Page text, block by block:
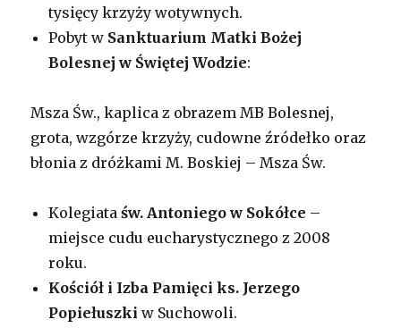
tysięcy krzyży wotywnych.
Pobyt w Sanktuarium Matki Bożej
Bolesnej w Świętej Wodzie:
Msza Św., kaplica z obrazem MB Bolesnej,
grota, wzgórze krzyży, cudowne źródełko oraz
błonia z dróżkami M. Boskiej – Msza Św.
Kolegiataśw. Antoniego w Sokółce –
miejsce cudu eucharystycznego z 2008
roku.
Kościół i Izba Pamięci ks. Jerzego
Popiełuszki w Suchowoli.